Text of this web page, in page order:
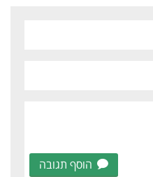
הוסף תגובה